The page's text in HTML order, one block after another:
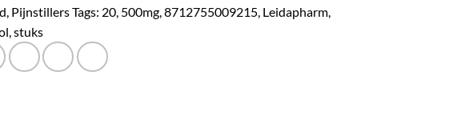
PijnstillersTags: 20 500mg 8712755009215 Leidapharm
stuks